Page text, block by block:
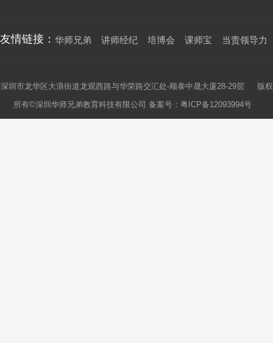
友情链接： 华师兄弟 讲师经纪 培博会 课师宝 当责领导力
深圳市龙华区大浪街道龙观西路与华荣路交汇处-顺泰中晟大厦28-29层 版权
所有©深圳华师兄弟教育科技有限公司 备案号： 粤ICP备12093994号